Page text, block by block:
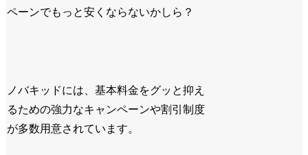
ペーンでもっと安くならないかしら？
ノバキッドには、基本料金をグッと抑え
るための強力なキャンペーンや割引制度
が多数用意されています。